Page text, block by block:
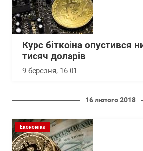
Курс біткоіна опустився
тисяч доларів
9 березня, 16:01
16 лютого 2018
Економіка